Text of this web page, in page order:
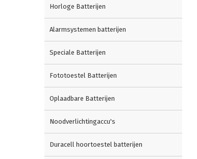
Horloge Batterijen
Alarmsystemen batterijen
Speciale Batterijen
Fototoestel Batterijen
Oplaadbare Batterijen
Noodverlichtingaccu's
Duracell hoortoestel batterijen